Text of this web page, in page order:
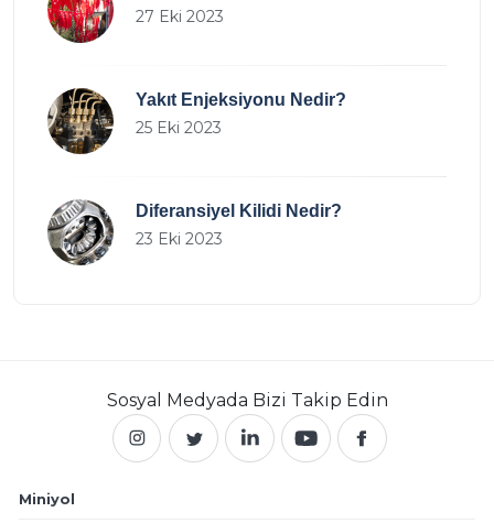
27 Eki 2023
Yakıt Enjeksiyonu Nedir?
25 Eki 2023
Diferansiyel Kilidi Nedir?
23 Eki 2023
Sosyal Medyada Bizi Takip Edin
Miniyol